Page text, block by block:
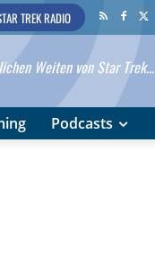
TREK RADIO
Weiten von Star Trek...
Podcasts